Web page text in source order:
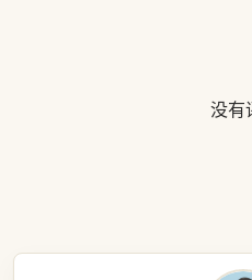
没有